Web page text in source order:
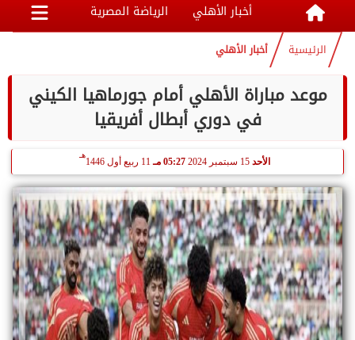
أخبار الأهلي الرياضة المصرية
الرئيسية أخبار الأهلي
موعد مباراة الأهلي أمام جورماهيا الكيني
في دوري أبطال أفريقيا
الأحد 15 سبتمبر 2024 05:27 مـ 11 ربيع أول 1446
هـ